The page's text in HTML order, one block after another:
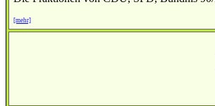
[mehr]